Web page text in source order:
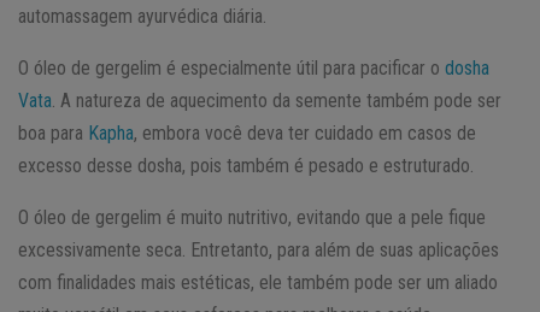
automassagem ayurvédica diária.
O óleo de gergelim é especialmente útil para pacificar o dosha
Vata . A natureza de aquecimento da semente também pode ser
boa para Kapha, embora você deva ter cuidado em casos de
excesso desse dosha, pois também é pesado e estruturado.
O óleo de gergelim é muito nutritivo, evitando que a pele fique
excessivamente seca. Entretanto, para além de suas aplicações
com finalidades mais estéticas, ele também pode ser um aliado